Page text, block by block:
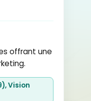
offrant une
Vision